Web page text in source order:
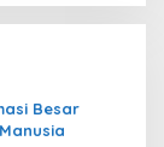
Besar